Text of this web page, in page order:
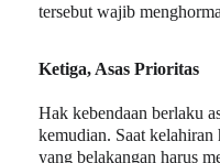
tersebut wajib
Ketiga, Asas Prioritas
Hak kebendaan berlaku
kemudian. Saat
yang belakangan harus